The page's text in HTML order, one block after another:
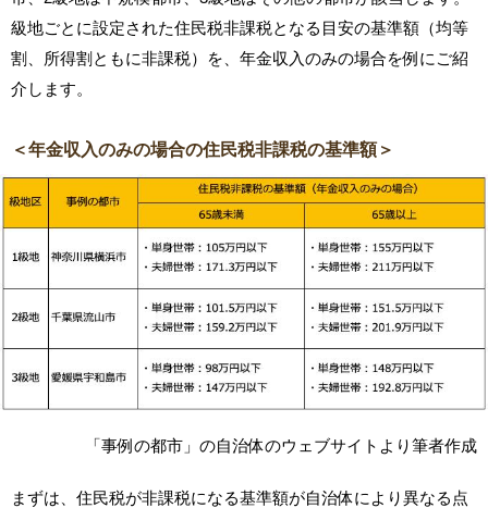
級地ごとに設定された住民税非課税となる目安の基準額（均等
割、所得割ともに非課税）を、年金収入のみの場合を例にご紹
介します。
＜年金収入のみの場合の住民税非課税の基準額＞
「事例の都市」の自治体のウェブサイトより筆者作成
まずは、住民税が非課税になる基準額が自治体により異なる点